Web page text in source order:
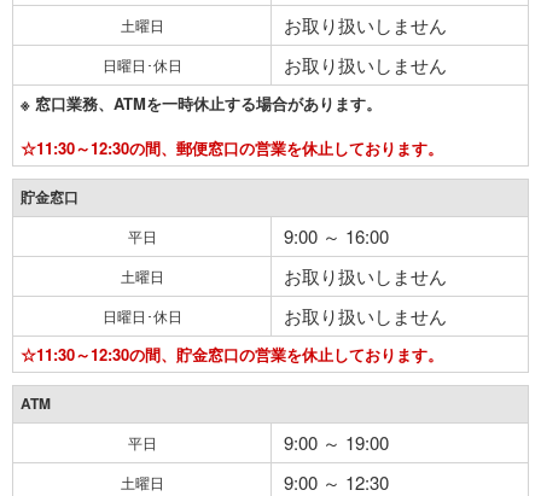
土曜日 お取り扱いしません
日曜日･休日 お取り扱いしません
※ 窓口業務、ATMを一時休止する場合があります。
☆11:30～12:30の間、郵便窓口の営業を休止しております。
貯金窓口
平日 9:00 ～ 16:00
土曜日 お取り扱いしません
日曜日･休日 お取り扱いしません
☆11:30～12:30の間、貯金窓口の営業を休止しております。
ATM
平日 9:00 ～ 19:00
土曜日 9:00 ～ 12:30